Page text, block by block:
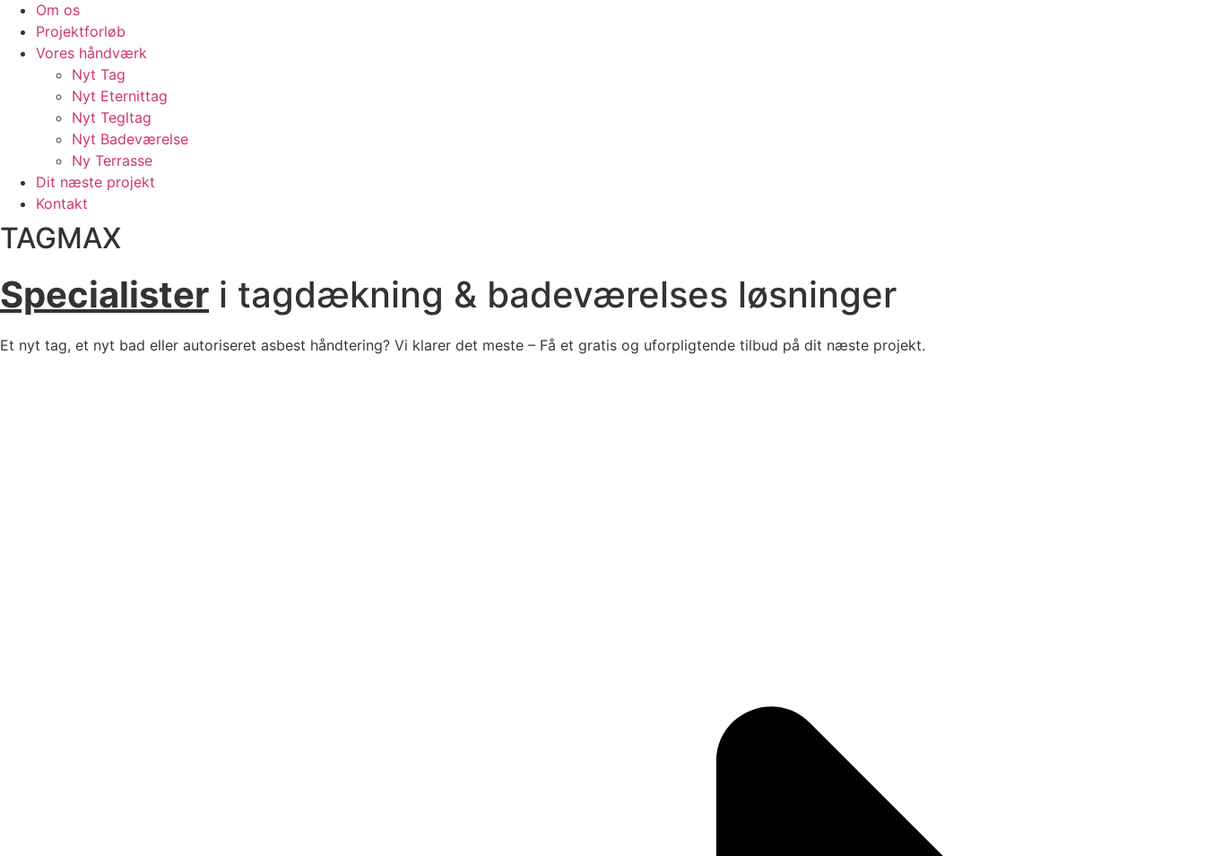
Om os
Projektforløb
Vores håndværk
Nyt Tag
Nyt Eternittag
Nyt Tegltag
Nyt Badeværelse
Ny Terrasse
Dit næste projekt
Kontakt
TAGMAX
Specialister i tagdækning & badeværelses løsninger
Et nyt tag, et nyt bad eller autoriseret asbest håndtering? Vi klarer det meste – Få et gratis og uforpligtende tilbud på dit næste projekt.